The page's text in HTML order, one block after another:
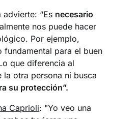
advierte: “Es necesario
nos puede hacer
Por ejemplo,
fundamental para el buen
que diferencia al
otra persona ni busca
su protección”.
Caprioli: "Yo veo una